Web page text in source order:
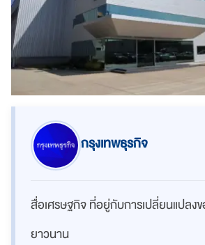
กรุงเทพธุรกิจ
สื่อเศรษฐกิจ ที่อยู่กับการเปลี่ยนแปลงข
ยาวนาน